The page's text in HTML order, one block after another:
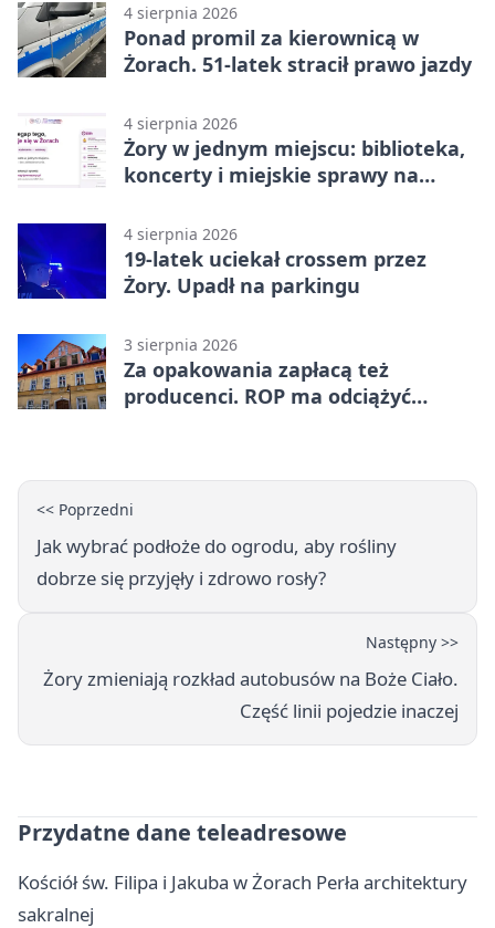
4 sierpnia 2026
Ponad promil za kierownicą w
Żorach. 51-latek stracił prawo jazdy
4 sierpnia 2026
Żory w jednym miejscu: biblioteka,
koncerty i miejskie sprawy na
4 sierpnia 2026
19-latek uciekał crossem przez
Żory. Upadł na parkingu
3 sierpnia 2026
Za opakowania zapłacą też
producenci. ROP ma odciążyć
<< Poprzedni
Jak wybrać podłoże do ogrodu, aby rośliny
dobrze się przyjęły i zdrowo rosły?
Następny >>
Żory zmieniają rozkład autobusów na Boże Ciało.
Część linii pojedzie inaczej
Przydatne dane teleadresowe
Kościół św. Filipa i Jakuba w Żorach Perła architektury
sakralnej